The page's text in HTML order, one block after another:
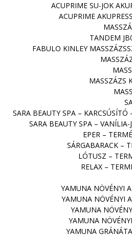
ACUPRIME SU-JOK
ACUPRIME
TANDEM
FABULO KINLEY
MASSZÁZS
SARA BEAUTY SPA –
SARA BEAUTY SPA –
EPER –
SÁRGABARACK –
LÓTUSZ –
RELAX –
YAMUNA NÖVÉNYI
YAMUNA NÖVÉNYI
YAMUNA
YAMUNA
YAMUNA